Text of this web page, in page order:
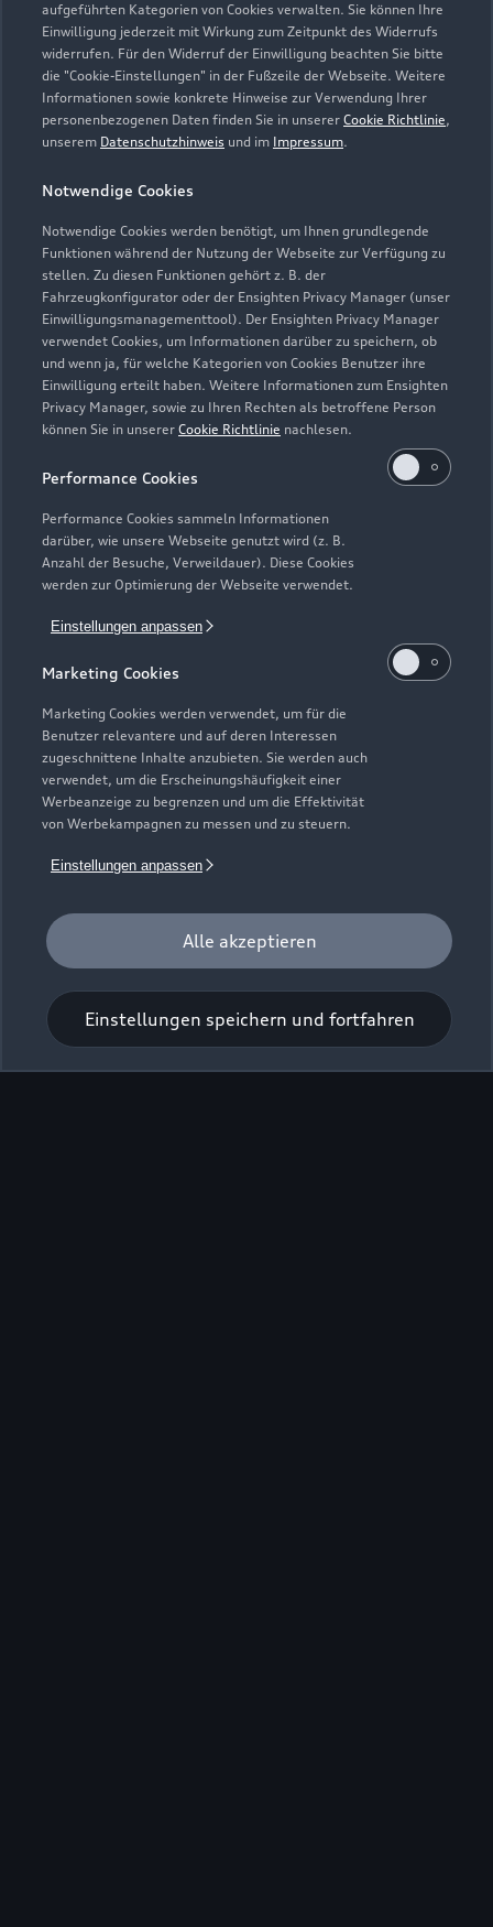
aufgeführten Kategorien von Cookies verwalten. Sie können Ihre
Einwilligung jederzeit mit Wirkung zum Zeitpunkt des Widerrufs
widerrufen. Für den Widerruf der Einwilligung beachten Sie bitte
die "Cookie-Einstellungen" in der Fußzeile der Webseite. Weitere
Informationen sowie konkrete Hinweise zur Verwendung Ihrer
personenbezogenen Daten finden Sie in unserer Cookie Richtlinie,
unserem Datenschutzhinweis und im Impressum.
Notwendige Cookies
Notwendige Cookies werden benötigt, um Ihnen grundlegende
Funktionen während der Nutzung der Webseite zur Verfügung zu
stellen. Zu diesen Funktionen gehört z. B. der
Fahrzeugkonfigurator oder der Ensighten Privacy Manager (unser
Einwilligungsmanagementtool). Der Ensighten Privacy Manager
verwendet Cookies, um Informationen darüber zu speichern, ob
und wenn ja, für welche Kategorien von Cookies Benutzer ihre
Einwilligung erteilt haben. Weitere Informationen zum Ensighten
Privacy Manager, sowie zu Ihren Rechten als betroffene Person
können Sie in unserer Cookie Richtlinie nachlesen.
Performance Cookies
Performance Cookies sammeln Informationen
darüber, wie unsere Webseite genutzt wird (z. B.
Anzahl der Besuche, Verweildauer). Diese Cookies
werden zur Optimierung der Webseite verwendet.
Einstellungen anpassen
Marketing Cookies
Marketing Cookies werden verwendet, um für die
Benutzer relevantere und auf deren Interessen
zugeschnittene Inhalte anzubieten. Sie werden auch
verwendet, um die Erscheinungshäufigkeit einer
Werbeanzeige zu begrenzen und um die Effektivität
von Werbekampagnen zu messen und zu steuern.
Einstellungen anpassen
Alle akzeptieren
Einstellungen speichern und fortfahren
07774 5010
info.aach@grafhardenberg.de
Kontaktdaten herunterladen
Öffnungszeiten
Verkauf
Schließt bald 12:30
Service
Schließt bald12:30
Teile- & Zubehörverkauf
Schließt bald12:30
Zur Inspektion